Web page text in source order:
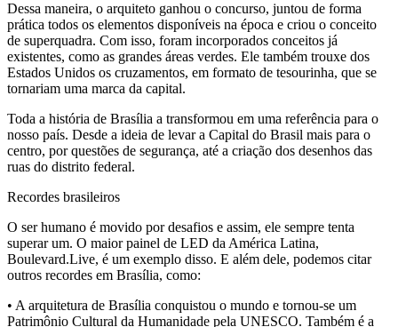
Dessa maneira, o arquiteto ganhou o concurso, juntou de forma
prática todos os elementos disponíveis na época e criou o conceito
de superquadra. Com isso, foram incorporados conceitos já
existentes, como as grandes áreas verdes. Ele também trouxe dos
Estados Unidos os cruzamentos, em formato de tesourinha, que se
tornariam uma marca da capital.
Toda a história de Brasília a transformou em uma referência para o
nosso país. Desde a ideia de levar a Capital do Brasil mais para o
centro, por questões de segurança, até a criação dos desenhos das
ruas do distrito federal.
Recordes brasileiros
O ser humano é movido por desafios e assim, ele sempre tenta
superar um. O maior painel de LED da América Latina,
Boulevard.Live, é um exemplo disso. E além dele, podemos citar
outros recordes em Brasília, como:
• A arquitetura de Brasília conquistou o mundo e tornou-se um
Patrimônio Cultural da Humanidade pela UNESCO. Também é a